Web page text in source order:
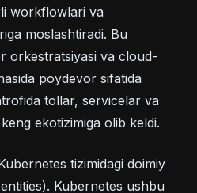
workflowlari va
moslashtiradi. Bu
orkestratsiyasi va cloud-
poydevor sifatida
tollar, servicelar va
ekotizimiga olib keldi.
tizimidagi doimiy
Kubernetes ushbu